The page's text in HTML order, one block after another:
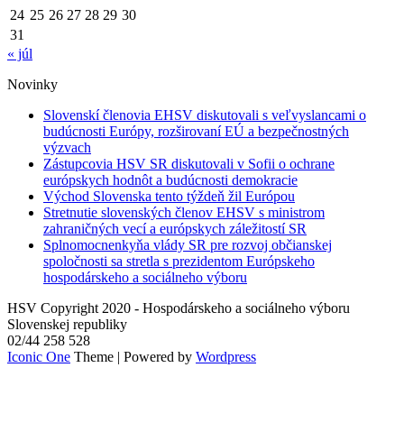
24 25 26 27 28 29 30
31
« júl
Novinky
Slovenskí členovia EHSV diskutovali s veľvyslancami o
budúcnosti Európy, rozširovaní EÚ a bezpečnostných
výzvach
Zástupcovia HSV SR diskutovali v Sofii o ochrane
európskych hodnôt a budúcnosti demokracie
Východ Slovenska tento týždeň žil Európou
Stretnutie slovenských členov EHSV s ministrom
zahraničných vecí a európskych záležitostí SR
Splnomocnenkyňa vlády SR pre rozvoj občianskej
spoločnosti sa stretla s prezidentom Európskeho
hospodárskeho a sociálneho výboru
HSV Copyright 2020 - Hospodárskeho a sociálneho výboru
Slovenskej republiky
02/44 258 528
Iconic One Theme | Powered by Wordpress